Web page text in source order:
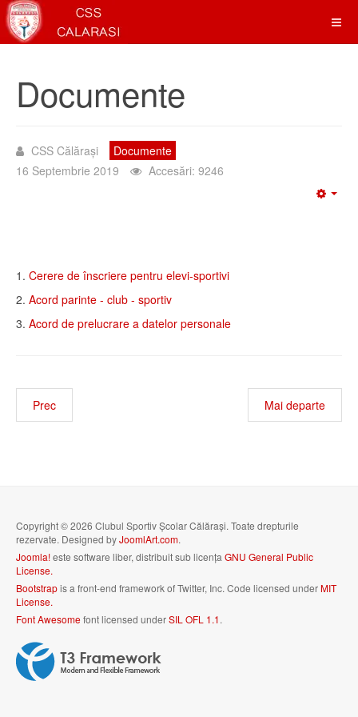
Documente
CSS Călărași
Documente
16 Septembrie 2019
Accesări: 9246
1. Cerere de înscriere pentru elevi-sportivi
2. Acord parinte - club - sportiv
3. Acord de prelucrare a datelor personale
Prec Mai departe
Copyright © 2026 Clubul Sportiv Școlar Călărași. Toate drepturile
rezervate. Designed byJoomlArt.com.
Joomla!este software liber, distribuit sub licența GNU General Public
License.
Bootstrapis a front-end framework of Twitter, Inc. Code licensed underMIT
License.
Font Awesomefont licensed underSIL OFL 1.1.